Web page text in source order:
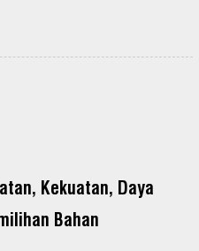
Kekuatan, Daya
Bahan